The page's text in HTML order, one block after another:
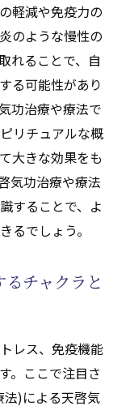
軽減や免疫力の
のような慢性の
れることで、自
る可能性があり
功治療や療法で
リチュアルな概
大きな効果をも
気功治療や療法
することで、よ
るでしょう。
チャクラと
レス、免疫機能
。ここで注目さ
)による天啓気